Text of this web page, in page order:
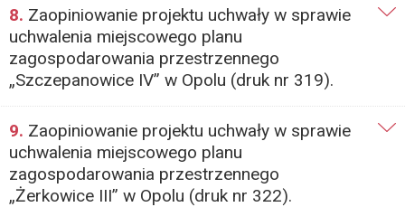
8. Zaopiniowanie projektu uchwały w sprawie
uchwalenia miejscowego planu
zagospodarowania przestrzennego
„Szczepanowice IV” w Opolu (druk nr 319).
9. Zaopiniowanie projektu uchwały w sprawie
uchwalenia miejscowego planu
zagospodarowania przestrzennego
„Żerkowice III” w Opolu (druk nr 322).